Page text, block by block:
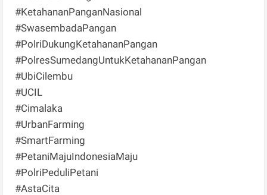
#KetahananPanganNasional
#SwasembadaPangan
#PolriDukungKetahananPangan
#PolresSumedangUntukKetahananPangan
#UbiCilembu
#UCIL
#Cimalaka
#UrbanFarming
#SmartFarming
#PetaniMajuIndonesiaMaju
#PolriPeduliPetani
#AstaCita